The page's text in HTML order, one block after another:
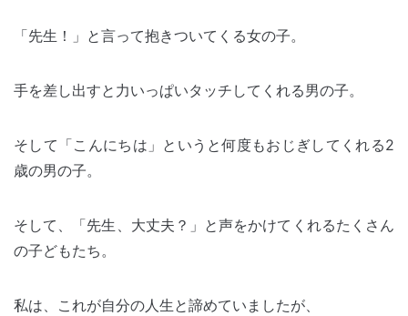
「先生！」と言って抱きついてくる女の子。
手を差し出すと力いっぱいタッチしてくれる男の子。
そして「こんにちは」というと何度もおじぎしてくれる2
歳の男の子。
そして、「先生、大丈夫？」と声をかけてくれるたくさん
の子どもたち。
私は、これが自分の人生と諦めていましたが、